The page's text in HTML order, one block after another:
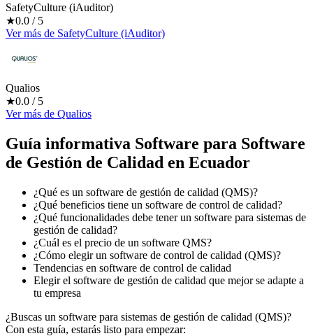
SafetyCulture (iAuditor)
★0.0 / 5
Ver más de SafetyCulture (iAuditor)
Qualios
★0.0 / 5
Ver más de Qualios
Guía informativa Software para Software
de Gestión de Calidad en Ecuador
¿Qué es un software de gestión de calidad (QMS)?
¿Qué beneficios tiene un software de control de calidad?
¿Qué funcionalidades debe tener un software para sistemas de
gestión de calidad?
¿Cuál es el precio de un software QMS?
¿Cómo elegir un software de control de calidad (QMS)?
Tendencias en software de control de calidad
Elegir el software de gestión de calidad que mejor se adapte a
tu empresa
¿Buscas un software para sistemas de gestión de calidad (QMS)?
Con esta guía, estarás listo para empezar: